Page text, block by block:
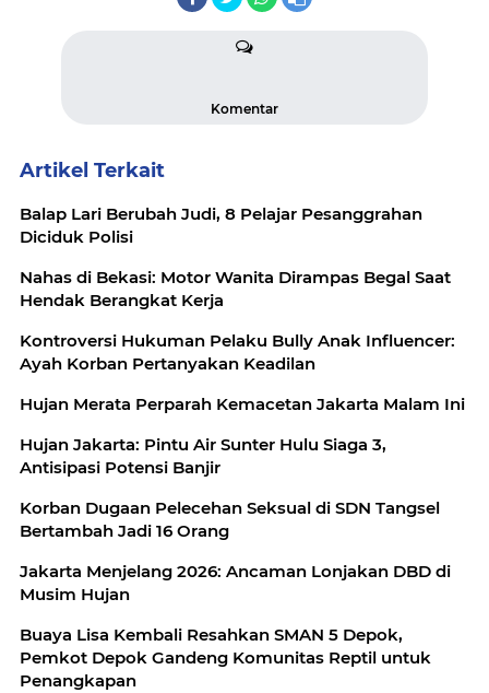
Komentar
Artikel Terkait
Balap Lari Berubah Judi, 8 Pelajar Pesanggrahan
Diciduk Polisi
Nahas di Bekasi: Motor Wanita Dirampas Begal Saat
Hendak Berangkat Kerja
Kontroversi Hukuman Pelaku Bully Anak Influencer:
Ayah Korban Pertanyakan Keadilan
Hujan Merata Perparah Kemacetan Jakarta Malam Ini
Hujan Jakarta: Pintu Air Sunter Hulu Siaga 3,
Antisipasi Potensi Banjir
Korban Dugaan Pelecehan Seksual di SDN Tangsel
Bertambah Jadi 16 Orang
Jakarta Menjelang 2026: Ancaman Lonjakan DBD di
Musim Hujan
Buaya Lisa Kembali Resahkan SMAN 5 Depok,
Pemkot Depok Gandeng Komunitas Reptil untuk
Penangkapan